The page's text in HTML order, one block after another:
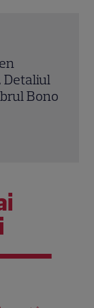
și
Totul
piane